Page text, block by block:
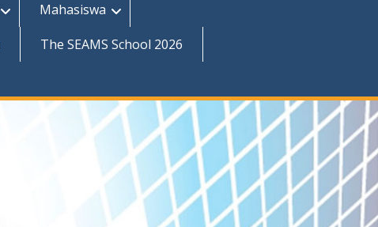
Mahasiswa
The SEAMS School 2026